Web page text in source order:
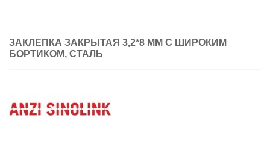
ЗАКЛЕПКА ЗАКРЫТАЯ 3,2*8 ММ С ШИРОКИМ
БОРТИКОМ, СТАЛЬ